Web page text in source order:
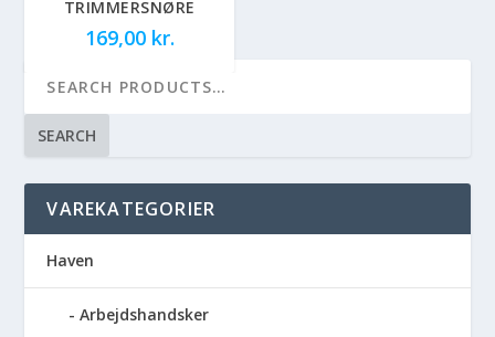
TRIMMERSNØRE
169,00 kr.
SEARCH
VAREKATEGORIER
Haven
Arbejdshandsker